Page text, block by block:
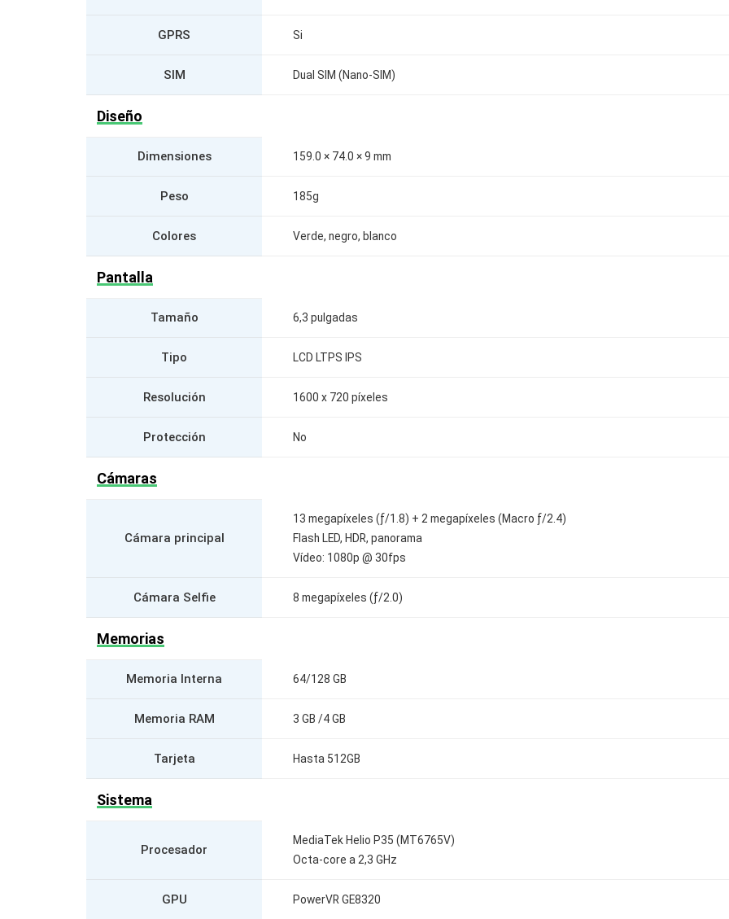
GPRS Si
SIM Dual SIM (Nano-SIM)
Diseño
Dimensiones 159.0 × 74.0 × 9 mm
Peso 185g
Colores Verde, negro, blanco
Pantalla
Tamaño 6,3 pulgadas
Tipo LCD LTPS IPS
Resolución 1600 x 720 píxeles
Protección No
Cámaras
Cámara principal
13 megapíxeles (ƒ/1.8) + 2 megapíxeles (Macro ƒ/2.4)
Flash LED, HDR, panorama
Vídeo: 1080p @ 30fps
Cámara Selfie 8 megapíxeles (ƒ/2.0)
Memorias
Memoria Interna 64/128 GB
Memoria RAM 3 GB /4 GB
Tarjeta Hasta 512GB
Sistema
Procesador
MediaTek Helio P35 (MT6765V)
Octa-core a 2,3 GHz
GPU PowerVR GE8320